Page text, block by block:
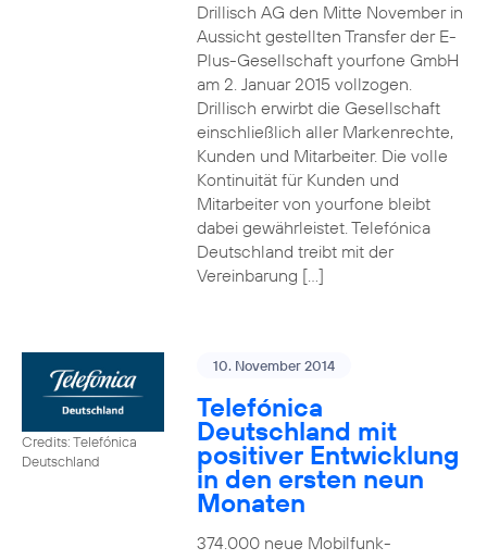
Drillisch AG den Mitte November in
Aussicht gestellten Transfer der E-
Plus-Gesellschaft yourfone GmbH
am 2. Januar 2015 vollzogen.
Drillisch erwirbt die Gesellschaft
einschließlich aller Markenrechte,
Kunden und Mitarbeiter. Die volle
Kontinuität für Kunden und
Mitarbeiter von yourfone bleibt
dabei gewährleistet. Telefónica
Deutschland treibt mit der
Vereinbarung […]
Credits: Telefónica
Deutschland
10. November 2014
Telefónica
Deutschland mit
positiver Entwicklung
in den ersten neun
Monaten
374.000 neue Mobilfunk-